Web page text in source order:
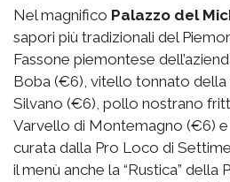
Nel magnifico Palazzo del
sapori più tradizionali del
Fassone piemontese
Boba (€6), vitello tonnato
Silvano (€6), pollo nostrano
Varvello di Montemagno (€6)
curata dalla Pro Loco di
il menù anche la “Rustica” della